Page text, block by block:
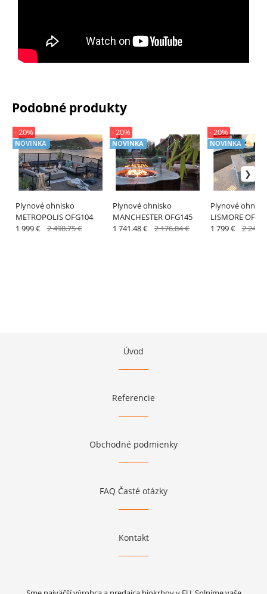
Podobné produkty
Plynové ohnisko
METROPOLIS OFG104
NOVINKA
- 20%
1 999 € 2 498.75 €
Plynové ohnisko
MANCHESTER OFG145
NOVINKA
- 20%
1 741.48 € 2 176.84 €
Plynové
LISMORE
NOVINKA
- 20%
1 799 € 2
Úvod
Referencie
Obchodné podmienky
FAQ Časté otázky
Kontakt